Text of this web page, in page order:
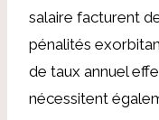
salaire facturent
pénalités
de taux annuel
nécessitent